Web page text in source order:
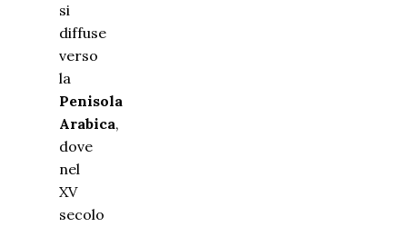
si
diffuse
verso
la
Penisola
Arabica,
dove
nel
XV
secolo